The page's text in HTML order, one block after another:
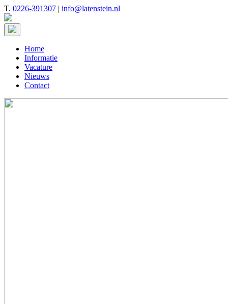
T. 0226-391307 | info@latenstein.nl
Home
Informatie
Vacature
Nieuws
Contact